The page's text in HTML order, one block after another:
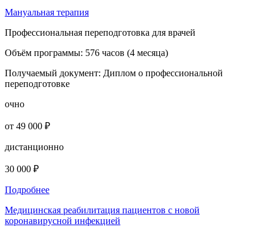
Мануальная терапия
Профессиональная переподготовка для врачей
Объём программы: 576 часов (4 месяца)
Получаемый документ: Диплом о профессиональной
переподготовке
очно
от 49 000 ₽
дистанционно
30 000 ₽
Подробнее
Медицинская реабилитация пациентов с новой
коронавирусной инфекцией